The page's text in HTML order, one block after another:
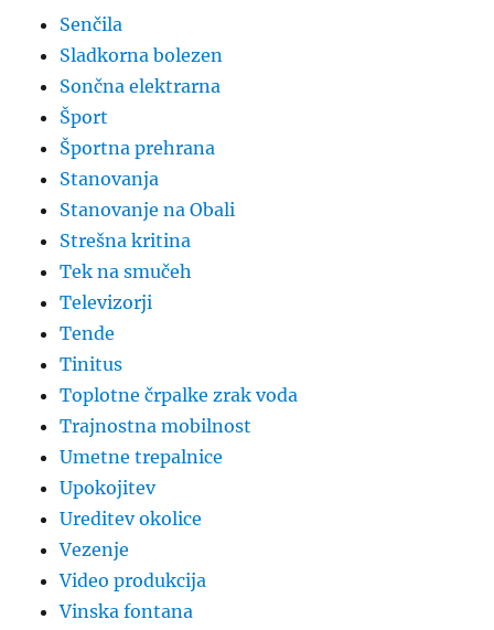
Senčila
Sladkorna bolezen
Sončna elektrarna
Šport
Športna prehrana
Stanovanja
Stanovanje na Obali
Strešna kritina
Tek na smučeh
Televizorji
Tende
Tinitus
Toplotne črpalke zrak voda
Trajnostna mobilnost
Umetne trepalnice
Upokojitev
Ureditev okolice
Vezenje
Video produkcija
Vinska fontana